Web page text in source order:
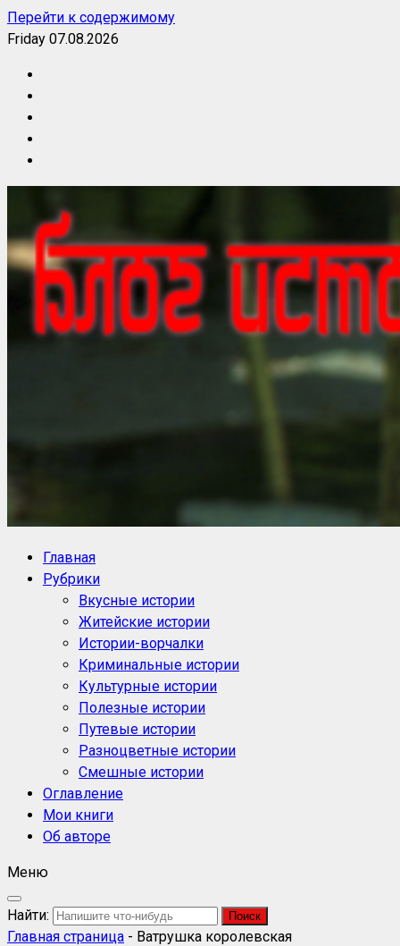
Перейти к содержимому
Friday 07.08.2026
Блог историй NoorySan
Главная
Рубрики
Вкусные истории
Житейские истории
Истории-ворчалки
Криминальные истории
Культурные истории
Полезные истории
Путевые истории
Разноцветные истории
Смешные истории
Оглавление
Мои книги
Об авторе
Меню
Найти:
Главная страница - Ватрушка королевская